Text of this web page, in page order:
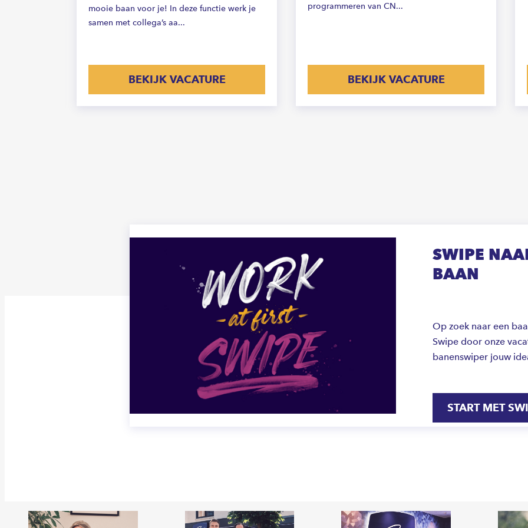
mooie baan voor je! In deze functie werk je
samen met collega’s aa...
BEKIJK VACATURE
programmeren van CN...
BEKIJK VACATURE
SWIPE
BAAN
Op zoek naar een
Swipe door onze
banenswiper jouw
START MET